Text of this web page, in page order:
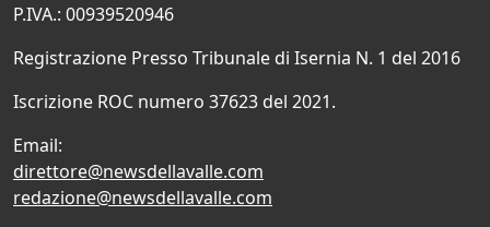
P.IVA.: 00939520946
Registrazione Presso Tribunale di Isernia N. 1 del 2016
Iscrizione ROC numero 37623 del 2021.
Email:
direttore@newsdellavalle.com
redazione@newsdellavalle.com